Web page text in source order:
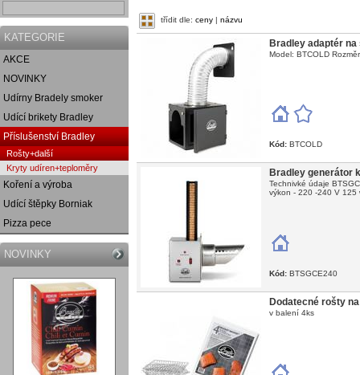
KATEGORIE
AKCE
NOVINKY
Udírny Bradely smoker
Udící brikety Bradley
Příslušenství Bradley
Rošty+další
Kryty udíren+teploměry
Koření a výroba
Udící štěpky Borniak
Pizza pece
NOVINKY
třídit dle: ceny | názvu
Bradley adaptér
Model: BTCOLD
Kód: BTCOLD
Bradley generátor
Technivké údaje
výkon - 220 -240 V 125
Kód: BTSGCE240
Dodatecné rošty
v balení 4ks